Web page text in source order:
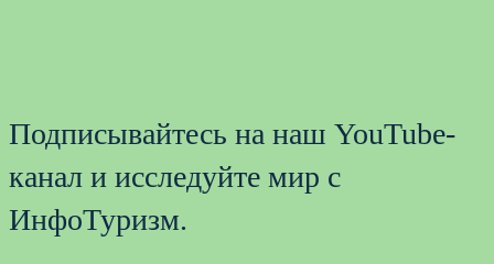
Подписывайтесь на наш YouTube-
канал и исследуйте мир с
ИнфоТуризм.